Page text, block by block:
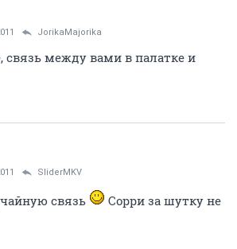
JorikaMajorika
связь между вами в палатке и
SliderMKV
связь
Сорри за шутку не